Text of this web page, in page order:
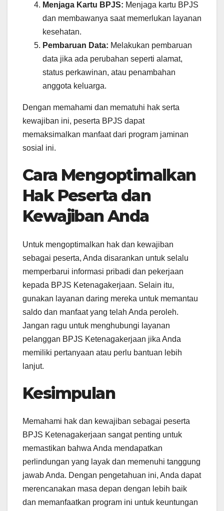
Menjaga Kartu BPJS: Menjaga kartu BPJS
dan membawanya saat memerlukan layanan
kesehatan.
Pembaruan Data: Melakukan pembaruan
data jika ada perubahan seperti alamat,
status perkawinan, atau penambahan
anggota keluarga.
Dengan memahami dan mematuhi hak serta
kewajiban ini, peserta BPJS dapat
memaksimalkan manfaat dari program jaminan
sosial ini.
Cara Mengoptimalkan
Hak Peserta dan
Kewajiban Anda
Untuk mengoptimalkan hak dan kewajiban
sebagai peserta, Anda disarankan untuk selalu
memperbarui informasi pribadi dan pekerjaan
kepada BPJS Ketenagakerjaan. Selain itu,
gunakan layanan daring mereka untuk memantau
saldo dan manfaat yang telah Anda peroleh.
Jangan ragu untuk menghubungi layanan
pelanggan BPJS Ketenagakerjaan jika Anda
memiliki pertanyaan atau perlu bantuan lebih
lanjut.
Kesimpulan
Memahami hak dan kewajiban sebagai peserta
BPJS Ketenagakerjaan sangat penting untuk
memastikan bahwa Anda mendapatkan
perlindungan yang layak dan memenuhi tanggung
jawab Anda. Dengan pengetahuan ini, Anda dapat
merencanakan masa depan dengan lebih baik
dan memanfaatkan program ini untuk keuntungan